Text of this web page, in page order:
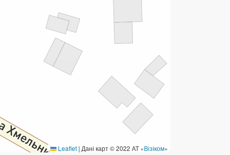
Leaflet | Дані карт © 2022 АТ «Візіком»